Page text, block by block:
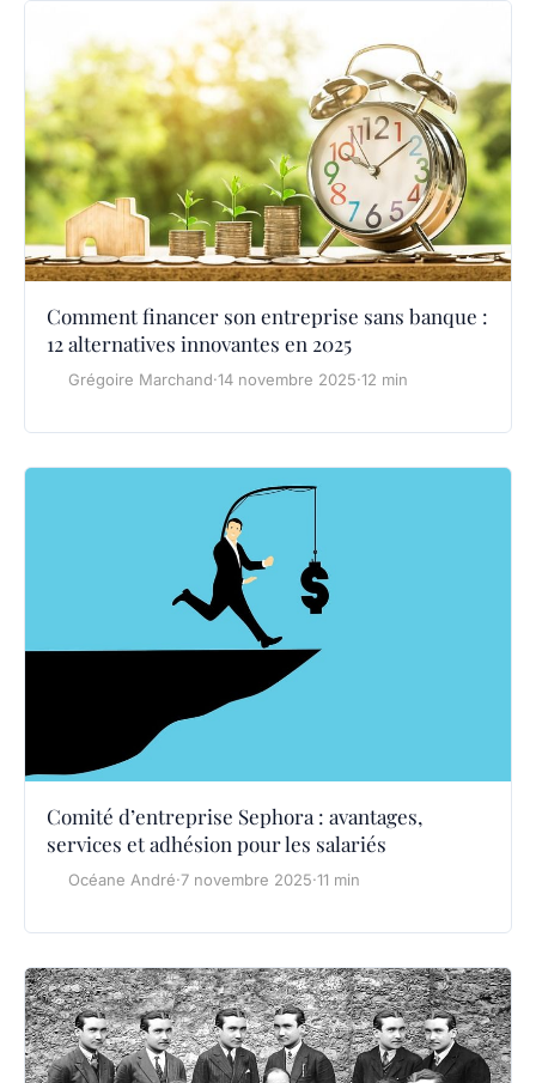
Comment financer son entreprise sans banque :
12 alternatives innovantes en 2025
Grégoire Marchand·14 novembre 2025·12 min
Comité d’entreprise Sephora : avantages,
services et adhésion pour les salariés
Océane André·7 novembre 2025·11 min